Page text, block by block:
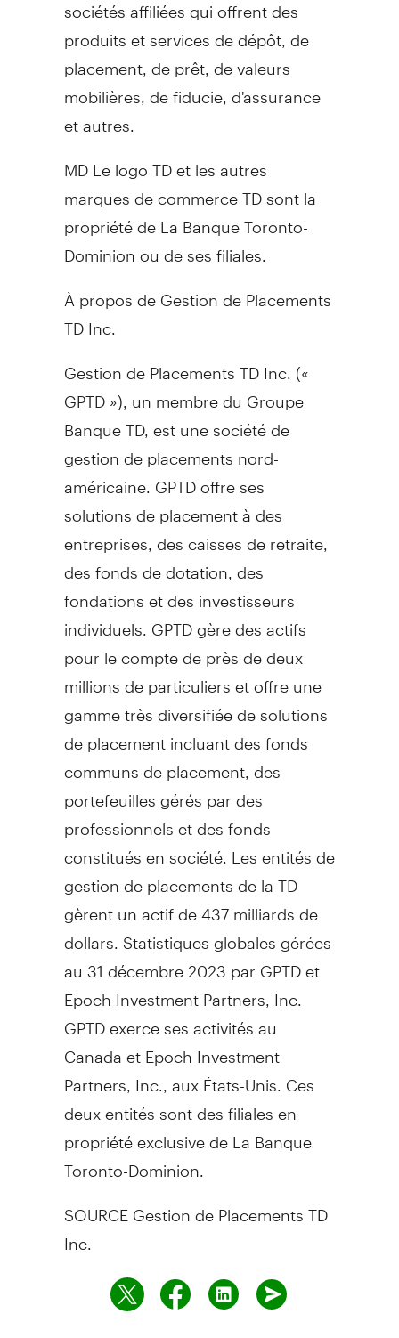
produits et services de dépôt, de
placement, de prêt, de valeurs
mobilières, de fiducie, d'assurance
et autres.
MD Le logo TD et les autres
marques de commerce TD sont la
propriété de La Banque Toronto-
Dominion ou de ses filiales.
À propos de Gestion de Placements
TD Inc.
Gestion de Placements TD Inc. («
GPTD »), un membre du Groupe
Banque TD, est une société de
gestion de placements nord-
américaine. GPTD offre ses
solutions de placement à des
entreprises, des caisses de retraite,
des fonds de dotation, des
fondations et des investisseurs
individuels. GPTD gère des actifs
pour le compte de près de deux
millions de particuliers et offre une
gamme très diversifiée de solutions
de placement incluant des fonds
communs de placement, des
portefeuilles gérés par des
professionnels et des fonds
constitués en société. Les entités de
gestion de placements de la TD
gèrent un actif de 437 milliards de
dollars. Statistiques globales gérées
au 31 décembre 2023 par GPTD et
Epoch Investment Partners, Inc.
GPTD exerce ses activités au
Canadaet Epoch Investment
Partners, Inc., aux États-Unis. Ces
deux entités sont des filiales en
propriété exclusive de La Banque
Toronto-Dominion.
SOURCE Gestion de Placements TD
Inc.